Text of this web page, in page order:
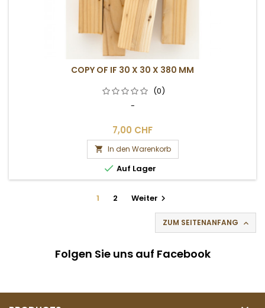
COPY OF IF 30 X 30 X 380 MM
(0)
-
7,00 CHF
 In den Warenkorb
 Auf Lager
1 2 Weiter 
ZUM SEITENANFANG 
Folgen Sie uns auf Facebook